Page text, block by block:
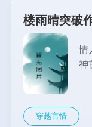
楼雨晴突破
情
神
穿越言情